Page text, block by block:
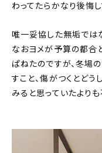
わってたらかなり後悔
唯一妥協した無垢では
なおヨメが予算の都合
ぱねたのですが、冬場
すこと、傷がつくとど
みると思っていたより